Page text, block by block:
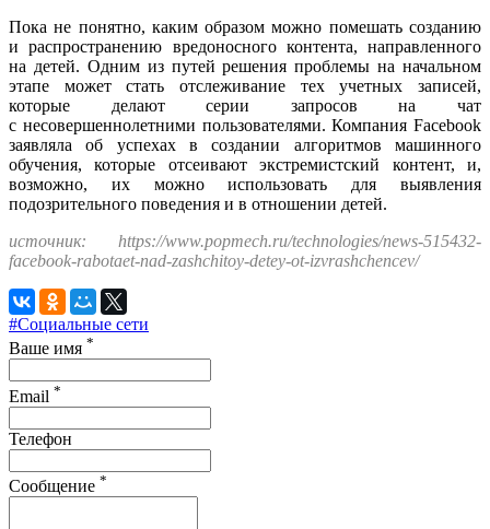
Пока не понятно, каким образом можно помешать созданию
и распространению вредоносного контента, направленного
на детей. Одним из путей решения проблемы на начальном
этапе может стать отслеживание тех учетных записей,
которые делают серии запросов на чат
с несовершеннолетними пользователями. Компания Facebook
заявляла об успехах в создании алгоритмов машинного
обучения, которые отсеивают экстремистский контент, и,
возможно, их можно использовать для выявления
подозрительного поведения и в отношении детей.
источник: https://www.popmech.ru/technologies/news-515432-
facebook-rabotaet-nad-zashchitoy-detey-ot-izvrashchencev/
#Социальные сети
Ваше имя *
Email *
Телефон
Сообщение *